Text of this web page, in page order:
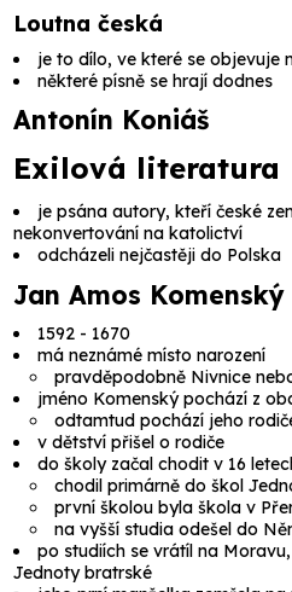
Loutna česká
je to dílo, ve které se objevuje
některé písně se hrají dodnes
Antonín Koniáš
Exilová literatura
je psána autory, kteří české
nekonvertování na katolictví
odcházeli nejčastěji do Polska
Jan Amos Komenský
1592 - 1670
má neznámé místo narození
pravděpodobně Nivnice
jméno Komenskýpochází z
odtamtud pochází jeho
v dětství přišel o rodiče
do školy začal chodit v 16
chodil primárně do škol
první školou byla škola v
na vyšší studia odešel do
po studiích se vrátíl na
Jednoty bratrské